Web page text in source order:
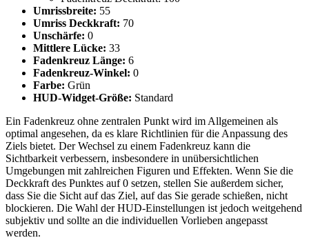
Umrissbreite: 55
Umriss Deckkraft: 70
Unschärfe: 0
Mittlere Lücke: 33
Fadenkreuz Länge: 6
Fadenkreuz-Winkel: 0
Farbe: Grün
HUD-Widget-Größe: Standard
Ein Fadenkreuz ohne zentralen Punkt wird im Allgemeinen als
optimal angesehen, da es klare Richtlinien für die Anpassung des
Ziels bietet. Der Wechsel zu einem Fadenkreuz kann die
Sichtbarkeit verbessern, insbesondere in unübersichtlichen
Umgebungen mit zahlreichen Figuren und Effekten. Wenn Sie die
Deckkraft des Punktes auf 0 setzen, stellen Sie außerdem sicher,
dass Sie die Sicht auf das Ziel, auf das Sie gerade schießen, nicht
blockieren. Die Wahl der HUD-Einstellungen ist jedoch weitgehend
subjektiv und sollte an die individuellen Vorlieben angepasst
werden.